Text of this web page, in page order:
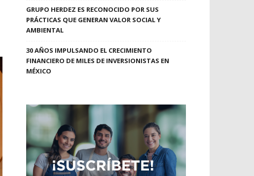
GRUPO HERDEZ ES RECONOCIDO POR SUS
PRÁCTICAS QUE GENERAN VALOR SOCIAL Y
AMBIENTAL
30 AÑOS IMPULSANDO EL CRECIMIENTO
FINANCIERO DE MILES DE INVERSIONISTAS EN
MÉXICO